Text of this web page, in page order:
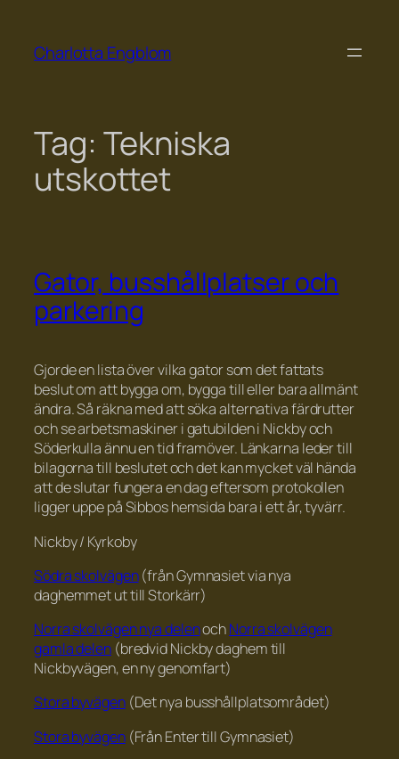
content
Charlotta Engblom
Tag: Tekniska
utskottet
Gator, busshållplatser och
parkering
Gjorde en lista över vilka gator som det fattats
beslut om att bygga om, bygga till eller bara allmänt
ändra. Så räkna med att söka alternativa färdrutter
och se arbetsmaskiner i gatubilden i Nickby och
Söderkulla ännu en tid framöver. Länkarna leder till
bilagorna till beslutet och det kan mycket väl hända
att de slutar fungera en dag eftersom protokollen
ligger uppe på Sibbos hemsida bara i ett år, tyvärr.
Nickby / Kyrkoby
Södra skolvägen(från Gymnasiet via nya
daghemmet ut till Storkärr)
Norra skolvägen nya delenochNorra skolvägen
gamla delen(bredvid Nickby daghem till
Nickbyvägen, en ny genomfart)
Stora byvägen(Det nya busshållplatsområdet)
Stora byvägen(Från Enter till Gymnasiet)